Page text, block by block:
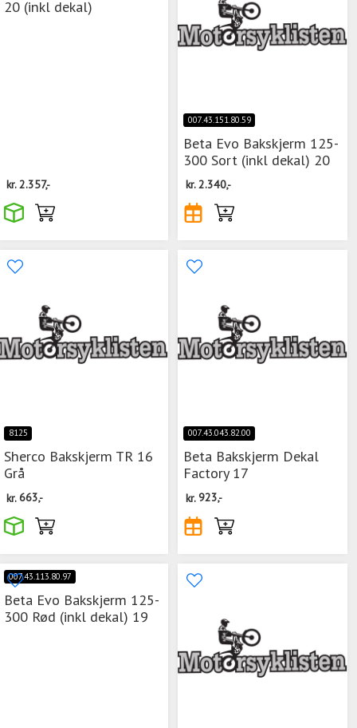
20 (inkl dekal)
kr.2.357,-
007.43.151.80.59
Beta Evo Bakskjerm 125-
300 Sort (inkl dekal) 20
kr.2.340,-
8125
Sherco Bakskjerm TR 16
Grå
kr.663,-
007.43.043.82.00
Beta Bakskjerm Dekal
Factory 17
kr.923,-
007.43.113.80.97
Beta Evo Bakskjerm 125-
300 Rød (inkl dekal) 19